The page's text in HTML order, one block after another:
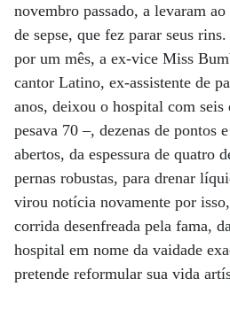
novembro passado, a levaram
de sepse, que fez parar seus
por um mês, a ex-vice Miss
cantor Latino, ex-assistente de
anos, deixou o hospital com seis
pesava 70 –, dezenas de pontos
abertos, da espessura de quatro
pernas robustas, para drenar
virou notícia novamente por
corrida desenfreada pela fama,
hospital em nome da vaidade
pretende reformular sua vida